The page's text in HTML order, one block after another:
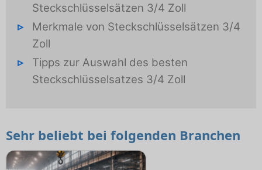
Steckschlüsselsätzen 3/4 Zoll
Merkmale von Steckschlüsselsätzen 3/4
Zoll
Tipps zur Auswahl des besten
Steckschlüsselsatzes 3/4 Zoll
Sehr beliebt bei folgenden Branchen